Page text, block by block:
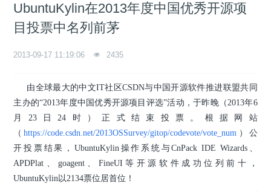
UbuntuKylin在2013年度中国优秀开源项
目投票中名列前茅
2013-09-17 11:19:06 2435
由全球最大的中文IT社区CSDN与中国开源软件推进联盟共同
主办的“2013年度中国优秀开源项目评选”活动，于昨晚（2013年6
月23日24时）正式结束投票。根据网站
（https://code.csdn.net/2013OSSurvey/gitop/codevote/vote_num ）公
开投票结果，UbuntuKylin操作系统与CnPack IDE Wizards、
APDPlat、goagent、FineUI等开源软件成功位列前十，
UbuntuKylin以2134票位居首位！